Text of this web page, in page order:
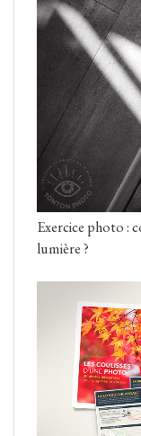
Exercice photo :
lumière ?